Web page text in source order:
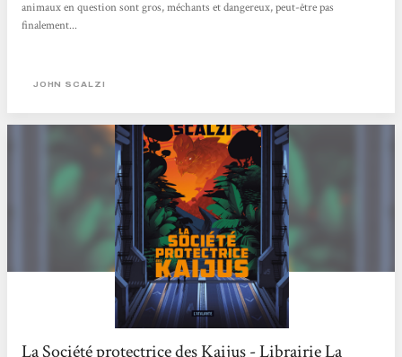
animaux en question sont gros, méchants et dangereux, peut-être pas
finalement...
JOHN SCALZI
La Société protectrice des Kaijus - Librairie La